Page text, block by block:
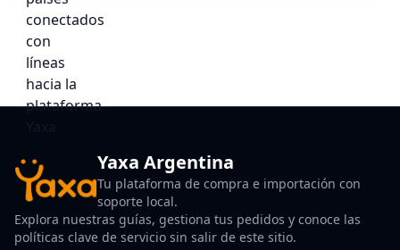
Yaxa Argentina
Tu plataforma de compra e importación con
soporte local.
Explora nuestras guías, gestiona tus pedidos y conoce las
políticas clave de servicio sin salir de este sitio.